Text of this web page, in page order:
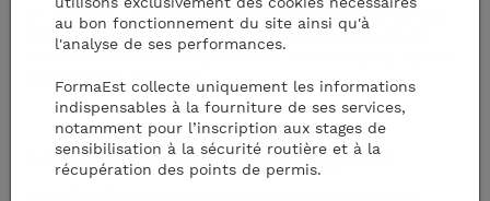
En résumé :un contrôle mensuel en hiver(pneus
froids) garantit la sécurité, la tenue de route et
une consommation optimisée. C’est simple, rapide
et vraiment efficace.
6. Adoptez une conduite plus régulière
au bon fonctionnement du site ainsi qu'à
l'analyse de ses performances.
FormaEst collecte uniquement les informations
indispensables à la fourniture de ses services,
notamment pour l’inscription aux stages de
sensibilisation à la sécurité routière et à la
récupération des points de permis.